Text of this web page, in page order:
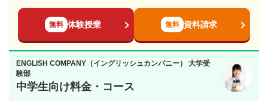
無料 体験授業 無料 資料請求
ENGLISH COMPANY（イングリッシュカンパニー） 大学受
験部
中学生向け料金・コース